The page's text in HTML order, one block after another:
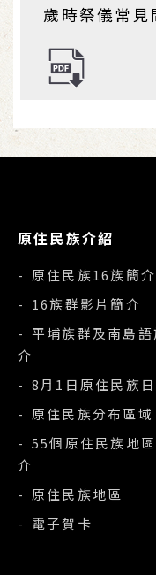
歲時祭儀常
原住民族介紹
- 原住民族16族簡介
- 16族群影片簡介
- 平埔族群及南島語
介
- 8月1日原住民族日
- 原住民族分布區域
- 55個原住民族地
介
- 原住民族地區
- 電子賀卡